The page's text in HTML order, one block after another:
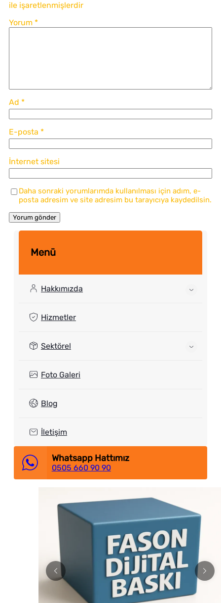
ile işaretlenmişlerdir
Yorum *
Ad *
E-posta *
İnternet sitesi
Daha sonraki yorumlarımda kullanılması için adım, e-
posta adresim ve site adresim bu tarayıcıya kaydedilsin.
Menü
Hakkımızda
Hizmetler
Sektörel
Foto Galeri
Blog
İletişim
Whatsapp Hattımız
0505 660 90 90